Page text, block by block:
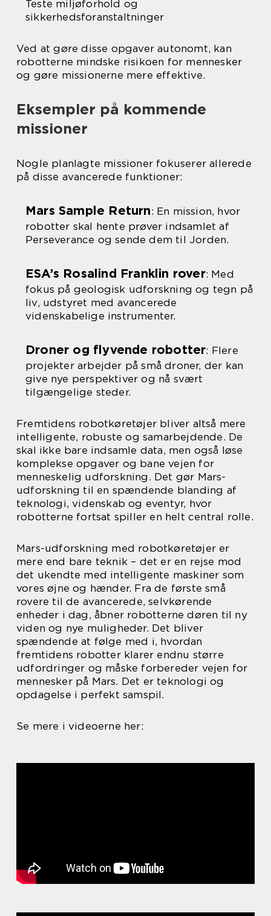
Teste miljøforhold og
sikkerhedsforanstaltninger
Ved at gøre disse opgaver autonomt, kan
robotterne mindske risikoen for mennesker
og gøre missionerne mere effektive.
Eksempler på kommende
missioner
Nogle planlagte missioner fokuserer allerede
på disse avancerede funktioner:
Mars Sample Return: En mission, hvor
robotter skal hente prøver indsamlet af
Perseverance og sende dem til Jorden.
ESA’s Rosalind Franklin rover: Med
fokus på geologisk udforskning og tegn på
liv, udstyret med avancerede
videnskabelige instrumenter.
Droner og flyvende robotter: Flere
projekter arbejder på små droner, der kan
give nye perspektiver og nå svært
tilgængelige steder.
Fremtidens robotkøretøjer bliver altså mere
intelligente, robuste og samarbejdende. De
skal ikke bare indsamle data, men også løse
komplekse opgaver og bane vejen for
menneskelig udforskning. Det gør Mars-
udforskning til en spændende blanding af
teknologi, videnskab og eventyr, hvor
robotterne fortsat spiller en helt central rolle.
Mars-udforskning med robotkøretøjer er
mere end bare teknik – det er en rejse mod
det ukendte med intelligente maskiner som
vores øjne og hænder. Fra de første små
rovere til de avancerede, selvkørende
enheder i dag, åbner robotterne døren til ny
viden og nye muligheder. Det bliver
spændende at følge med i, hvordan
fremtidens robotter klarer endnu større
udfordringer og måske forbereder vejen for
mennesker på Mars. Det er teknologi og
opdagelse i perfekt samspil.
Se mere i videoerne her: